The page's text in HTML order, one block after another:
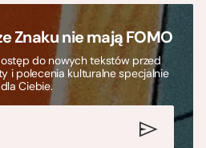
Znaku nie mają FOMO
do nowych tekstów przed
i polecenia kulturalne specjalnie
dla Ciebie.